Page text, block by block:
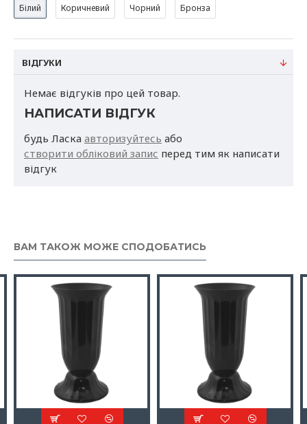
Габарити:
діаметр 16см, висота 37см, об'єм 2.2л
Країна виробник : Україна
Термін придатності:не обмежений.
Білий
Коричневий Чорний Бронза
ВІДГУКИ
Немає відгуків про цей товар.
НАПИСАТИ ВІДГУК
будь Ласка авторизуйтесь або
створити обліковий запис перед тим як написати
відгук
ВАМ ТАКОЖ МОЖЕ СПОДОБАТИСЬ